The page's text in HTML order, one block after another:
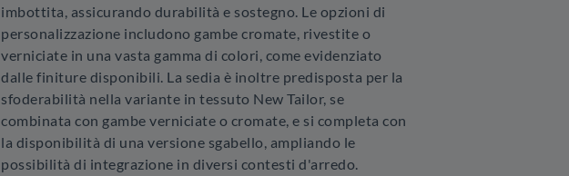
imbottita, assicurando durabilità e sostegno. Le opzioni di
personalizzazione includono gambe cromate, rivestite o
verniciate in una vasta gamma di colori, come evidenziato
dalle finiture disponibili. La sedia è inoltre predisposta per la
sfoderabilità nella variante in tessuto New Tailor, se
combinata con gambe verniciate o cromate, e si completa con
la disponibilità di una versione sgabello, ampliando le
possibilità di integrazione in diversi contesti d'arredo.